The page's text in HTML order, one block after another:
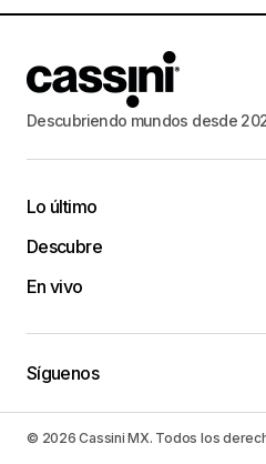
Descubriendo mundos desde
Lo último
Descubre
En vivo
Síguenos
© 2026 Cassini MX. Todos los